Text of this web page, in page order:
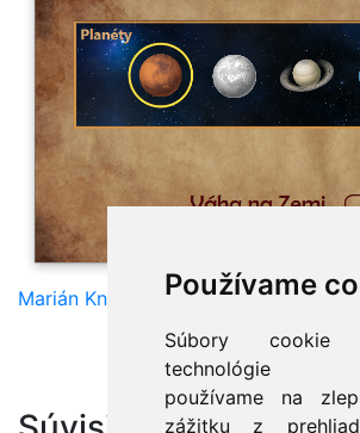
Používame
Súbory
technológie
používame na
zážitku z
Marián Knězek